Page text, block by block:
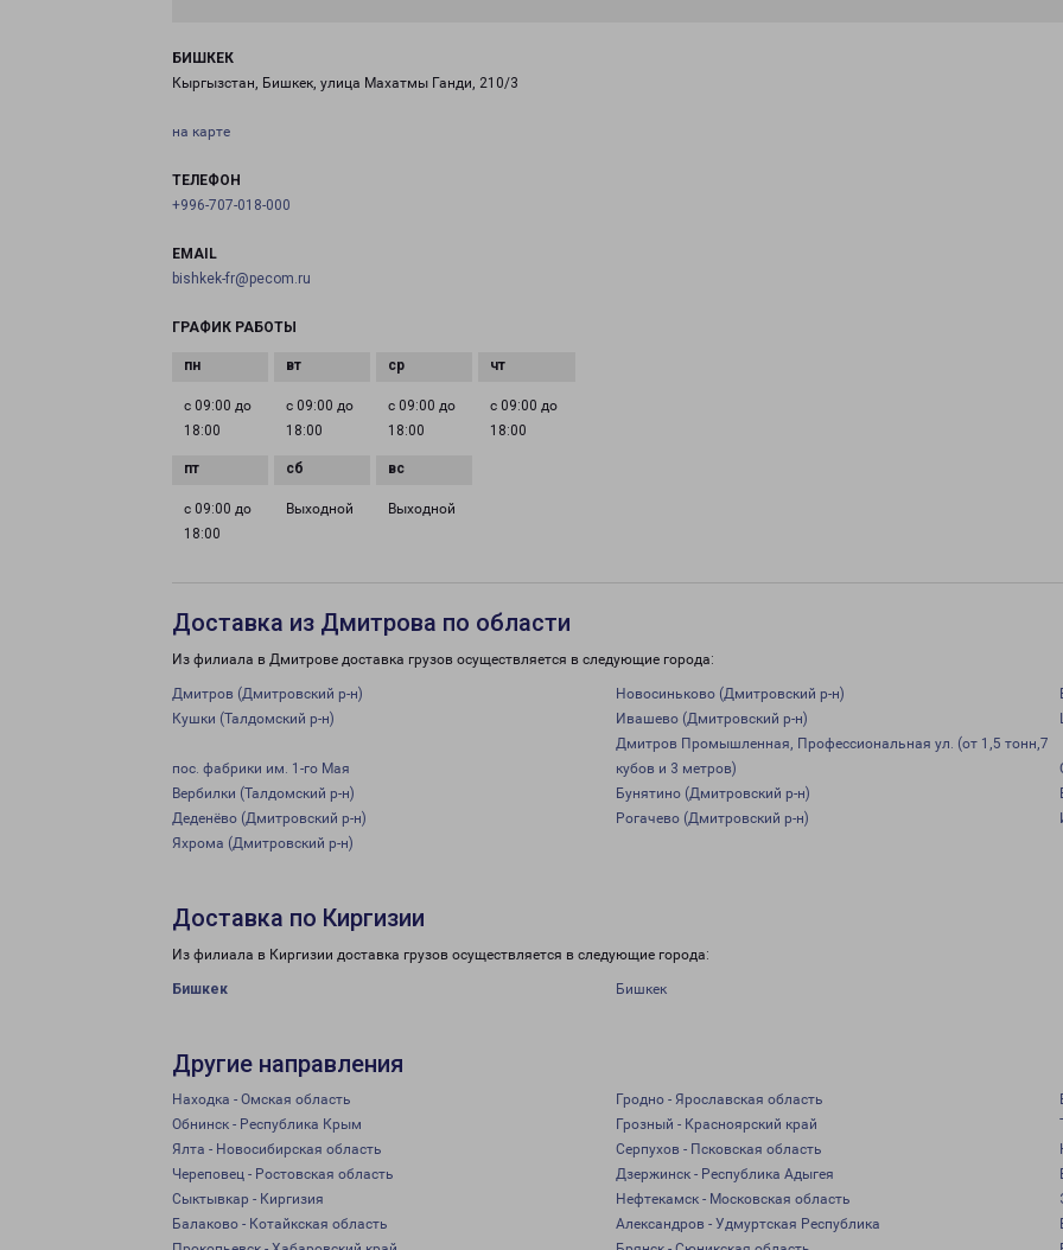
БИШКЕК
Кыргызстан, Бишкек, улица Махатмы Ганди, 210/3
на карте
ТЕЛЕФОН
+996-707-018-000
EMAIL
bishkek-fr@pecom.ru
ГРАФИК РАБОТЫ
с 09:00 до
18:00
с 09:00 до
18:00
с 09:00 до
18:00
с 09:00 до
18:00
с 09:00 до
18:00
Выходной Выходной
Доставка из Дмитрова по области
Из филиала в Дмитрове доставка грузов осуществляется в следующие города:
Дмитров (Дмитровский р-н) Новосиньково (Дмитровский р-н)
Кушки (Талдомский р-н)
Ивашево (Дмитровский р-н)
пос. фабрики им. 1-го Мая
Дмитров Промышленная, Профессиональная ул. (от 1,5 тонн,7
кубов и 3 метров)
Вербилки (Талдомский р-н)
Бунятино (Дмитровский р-н)
Деденёво (Дмитровский р-н)
Рогачево (Дмитровский р-н)
Яхрома (Дмитровский р-н)
Доставка по Киргизии
Из филиала в Киргизии доставка грузов осуществляется в следующие города:
Бишкек Бишкек
Другие направления
Находка - Омская область Гродно - Ярославская область
Обнинск - Республика Крым
Грозный - Красноярский край
Ялта - Новосибирская область
Серпухов - Псковская область
Череповец - Ростовская область
Дзержинск - Республика Адыгея
Сыктывкар - Киргизия
Нефтекамск - Московская область
Балаково - Котайкская область
Александров - Удмуртская Республика